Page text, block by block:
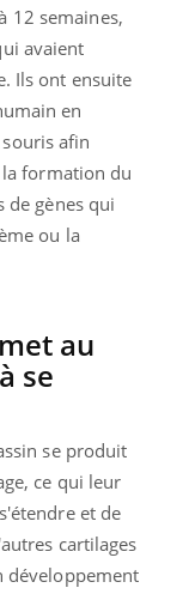
12 semaines,
avaient
Ils ont ensuite
en
afin
formation du
de gènes qui
ou la
au
se
se produit
ce qui leur
et de
cartilages
développement